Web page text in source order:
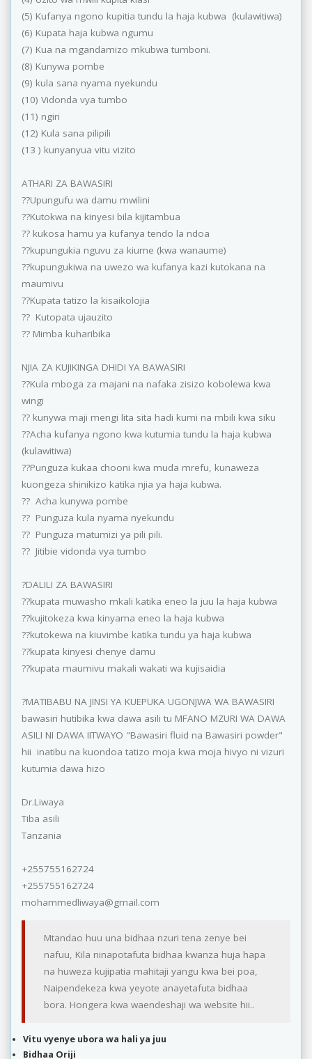
(5) Kufanya ngono kupitia tundu la haja kubwa (kulawitiwa)
(6) Kupata haja kubwa ngumu
(7) Kua na mgandamizo mkubwa tumboni.
(8) Kunywa pombe
(9) kula sana nyama nyekundu
(10) Vidonda vya tumbo
(11) ngiri
(12) Kula sana pilipili
(13 ) kunyanyua vitu vizito
ATHARI ZA BAWASIRI
??Upungufu wa damu mwilini
??Kutokwa na kinyesi bila kijitambua
?? kukosa hamu ya kufanya tendo la ndoa
??kupungukia nguvu za kiume (kwa wanaume)
??kupungukiwa na uwezo wa kufanya kazi kutokana na
maumivu
??Kupata tatizo la kisaikolojia
?? Kutopata ujauzito
?? Mimba kuharibika
NJIA ZA KUJIKINGA DHIDI YA BAWASIRI
??Kula mboga za majani na nafaka zisizo kobolewa kwa
wingi
?? kunywa maji mengi lita sita hadi kumi na mbili kwa siku
??Acha kufanya ngono kwa kutumia tundu la haja kubwa
(kulawitiwa)
??Punguza kukaa chooni kwa muda mrefu, kunaweza
kuongeza shinikizo katika njia ya haja kubwa.
?? Acha kunywa pombe
?? Punguza kula nyama nyekundu
?? Punguza matumizi ya pili pili.
?? Jitibie vidonda vya tumbo
?DALILI ZA BAWASIRI
??kupata muwasho mkali katika eneo la juu la haja kubwa
??kujitokeza kwa kinyama eneo la haja kubwa
??kutokewa na kiuvimbe katika tundu ya haja kubwa
??kupata kinyesi chenye damu
??kupata maumivu makali wakati wa kujisaidia
?MATIBABU NA JINSI YA KUEPUKA UGONJWA WA BAWASIRI
bawasiri hutibika kwa dawa asili tu MFANO MZURI WA DAWA
ASILI NI DAWA IITWAYO "Bawasiri fluid na Bawasiri powder"
hii inatibu na kuondoa tatizo moja kwa moja hivyo ni vizuri
kutumia dawa hizo
Dr.Liwaya
Tiba asili
Tanzania
+255755162724
+255755162724
mohammedliwaya@gmail.com
Mtandao huu una bidhaa nzuri tena zenye bei
nafuu, Kila ninapotafuta bidhaa kwanza huja hapa
na huweza kujipatia mahitaji yangu kwa bei poa,
Naipendekeza kwa yeyote anayetafuta bidhaa
bora. Hongera kwa waendeshaji wa website hii..
Vitu vyenye ubora wa hali ya juu
Bidhaa Oriji